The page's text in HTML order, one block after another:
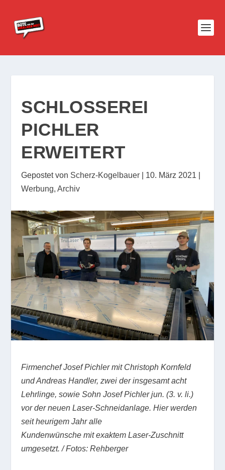
SCHLOSSEREI
PICHLER
ERWEITERT
Gepostet von Scherz-Kogelbauer 10. März 2021
Werbung,Archiv
Firmenchef Josef Pichler mit Christoph Kornfeld
und Andreas Handler, zwei der insgesamt acht
Lehrlinge, sowie Sohn Josef Pichler jun. (3. v. li.)
vor der neuen Laser-Schneidanlage. Hier werden
seit heurigem Jahr alle
Kundenwünsche mit exaktem Laser-Zuschnitt
umgesetzt. / Fotos: Rehberger